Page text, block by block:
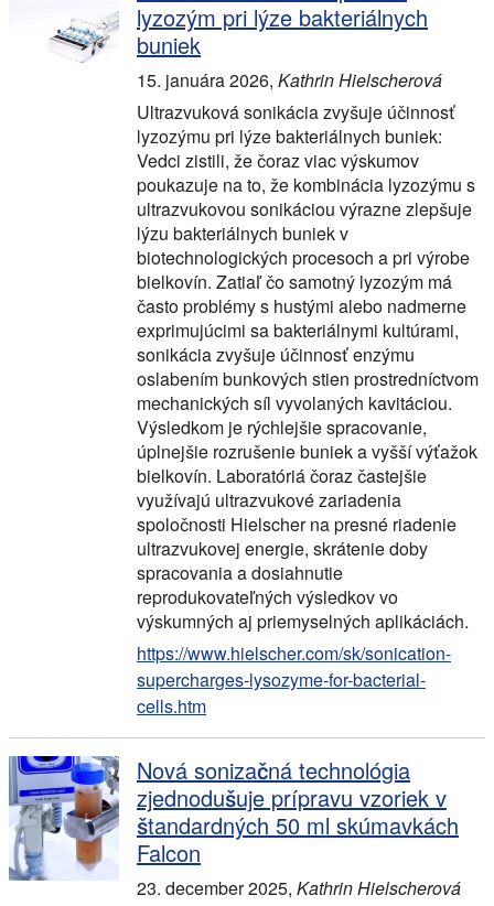
lyzozým pri lýze bakteriálnych
buniek
15. januára 2026, Kathrin Hielscherová
Ultrazvuková sonikácia zvyšuje účinnosť
lyzozýmu pri lýze bakteriálnych buniek:
Vedci zistili, že čoraz viac výskumov
poukazuje na to, že kombinácia lyzozýmu s
ultrazvukovou sonikáciou výrazne zlepšuje
lýzu bakteriálnych buniek v
biotechnologických procesoch a pri výrobe
bielkovín. Zatiaľ čo samotný lyzozým má
často problémy s hustými alebo nadmerne
exprimujúcimi sa bakteriálnymi kultúrami,
sonikácia zvyšuje účinnosť enzýmu
oslabením bunkových stien prostredníctvom
mechanických síl vyvolaných kavitáciou.
Výsledkom je rýchlejšie spracovanie,
úplnejšie rozrušenie buniek a vyšší výťažok
bielkovín. Laboratóriá čoraz častejšie
využívajú ultrazvukové zariadenia
spoločnosti Hielscher na presné riadenie
ultrazvukovej energie, skrátenie doby
spracovania a dosiahnutie
reprodukovateľných výsledkov vo
výskumných aj priemyselných aplikáciách.
https://www.hielscher.com/sk/sonication-
supercharges-lysozyme-for-bacterial-
cells.htm
Nová sonizačná technológia
zjednodušuje prípravu vzoriek v
štandardných 50 ml skúmavkách
Falcon
23. december 2025, Kathrin Hielscherová